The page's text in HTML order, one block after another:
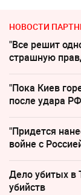
НОВОСТИ
"Все решит
страшную
"Пока Киев
после удара РФ
"Придется
войне с
Дело убитых в
убийств